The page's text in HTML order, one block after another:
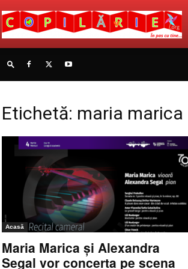
Etichetă: maria marica
Acasă
Maria Marica și Alexandra
Segal vor concerta pe scena